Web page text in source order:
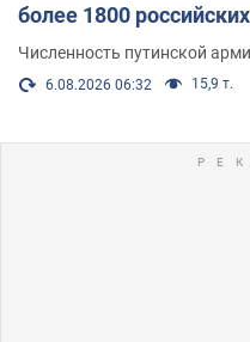
более 1800
Численность путинской
6.08.2026 06:32 15,9 т.